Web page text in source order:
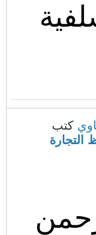
كتب
التجارة